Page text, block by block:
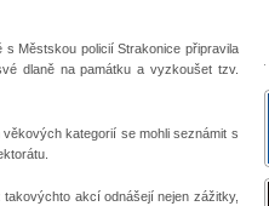
Městskou policií Strakonice připravila
dlaně na památku a vyzkoušet tzv.
kategorií se mohli seznámit s
akcí odnášejí nejen zážitky,